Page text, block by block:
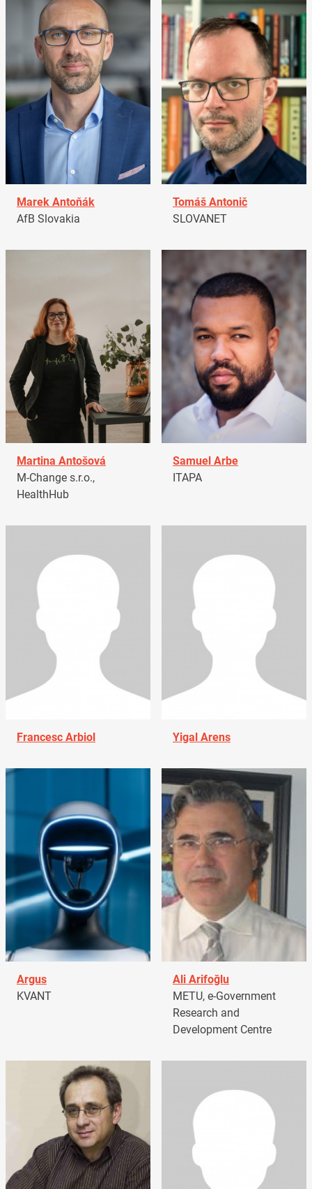
Marek Antoňák
AfB Slovakia
Tomáš Antonič
SLOVANET
Martina Antošová
M-Change s.r.o.,
HealthHub
Samuel Arbe
ITAPA
Francesc Arbiol Yigal Arens
Argus
KVANT
Ali Arifoğlu
METU, e-Government
Research and
Development Centre